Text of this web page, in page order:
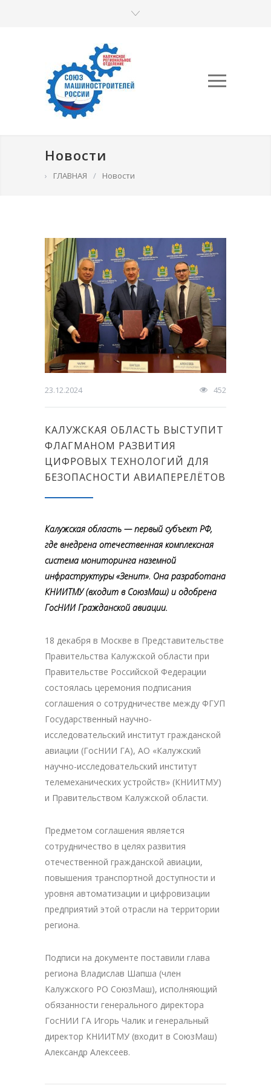
Новости
› ГЛАВНАЯ / Новости
23.12.2024 452
КАЛУЖСКАЯ ОБЛАСТЬ ВЫСТУПИТ
ФЛАГМАНОМ РАЗВИТИЯ
ЦИФРОВЫХ ТЕХНОЛОГИЙ ДЛЯ
БЕЗОПАСНОСТИ АВИАПЕРЕЛЁТОВ
Калужская область — первый субъект РФ,
где внедрена отечественная комплексная
система мониторинга наземной
инфраструктуры «Зенит». Она разработана
КНИИТМУ (входит в СоюзМаш) и одобрена
ГосНИИ Гражданской авиации.
18 декабря в Москве в Представительстве
Правительства Калужской области при
Правительстве Российской Федерации
состоялась церемония подписания
соглашения о сотрудничестве между ФГУП
Государственный научно-
исследовательский институт гражданской
авиации (ГосНИИ ГА), АО «Калужский
научно-исследовательский институт
телемеханических устройств» (КНИИТМУ)
и Правительством Калужской области.
Предметом соглашения является
сотрудничество в целях развития
отечественной гражданской авиации,
повышения транспортной доступности и
уровня автоматизации и цифровизации
предприятий этой отрасли на территории
региона.
Подписи на документе поставили глава
региона Владислав Шапша (член
Калужского РО СоюзМаш), исполняющий
обязанности генерального директора
ГосНИИ ГА Игорь Чалик и генеральный
директор КНИИТМУ (входит в СоюзМаш)
Александр Алексеев.